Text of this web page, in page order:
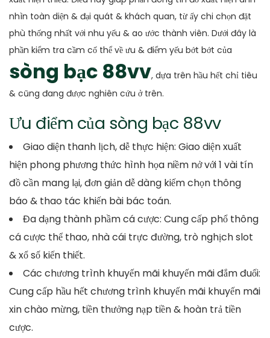
nhìn toàn diện & đại quát & khách quan, từ ấy chi chọn đặt
phù thống nhất với nhu yếu & ao ước thành viên. Dưới đây là
phần kiểm tra cầm cố thể về ưu & điểm yếu bớt bớt của
sòng bạc 88vv, dựa trên hầu hết chỉ tiêu
& cũng đang được nghiên cứu ở trên.
Ưu điểm của sòng bạc 88vv
Giao diện thanh lịch, dễ thực hiện: Giao diện xuất
hiện phong phương thức hình họa niềm nở với 1 vài tín
đồ cần mang lại, đơn giản dễ dàng kiếm chọn thông
báo & thao tác khiến bài bác toán.
Đa dạng thành phầm cá cược: Cung cấp phổ thông
cá cược thể thao, nhà cái trực đường, trò nghịch slot
& xổ số kiến thiết.
Các chương trình khuyến mãi khuyến mãi đắm đuối:
Cung cấp hầu hết chương trình khuyến mãi khuyến mãi
xin chào mừng, tiền thưởng nạp tiền & hoàn trả tiền
cược.